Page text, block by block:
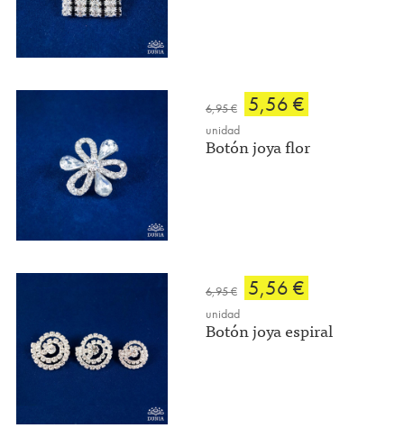
6,95 € 5,56 €
unidad
Botón joya flor
6,95 € 5,56 €
unidad
Botón joya espiral